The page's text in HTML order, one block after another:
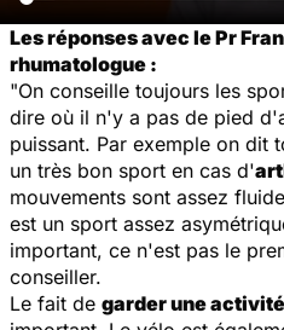
Les réponses avec le Pr
rhumatologue :
"On conseille toujours les
dire où il n'y a pas de pied
puissant. Par exemple on dit
un très bon sport en cas d'
mouvements sont assez
est un sport assez
important, ce n'est pas le
conseiller.
Le fait de garder une